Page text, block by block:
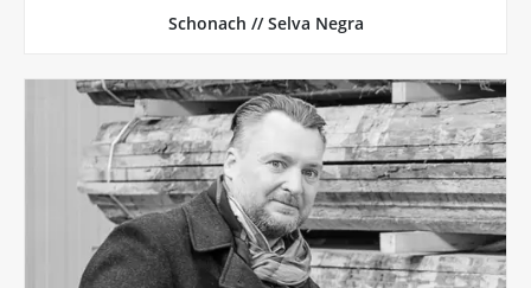
Schonach // Selva Negra
Rombach & Haas, Schonach // Selva Negra
Más de Hey-Sign